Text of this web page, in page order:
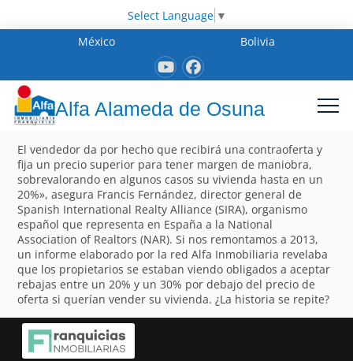
Select Language ▼
México
Bolivia
Alfa Alameda de Osuna
El vendedor da por hecho que recibirá una contraoferta y
fija un precio superior para tener margen de maniobra,
sobrevalorando en algunos casos su vivienda hasta en un
20%», asegura Francis Fernández, director general de
Spanish International Realty Alliance (SIRA), organismo
español que representa en España a la National
Association of Realtors (NAR). Si nos remontamos a 2013,
un informe elaborado por la red Alfa Inmobiliaria revelaba
que los propietarios se estaban viendo obligados a aceptar
rebajas entre un 20% y un 30% por debajo del precio de
oferta si querían vender su vivienda. ¿La historia se repite?